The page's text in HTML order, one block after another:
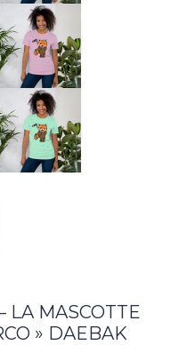
LA MASCOTTE
» DAEBAK